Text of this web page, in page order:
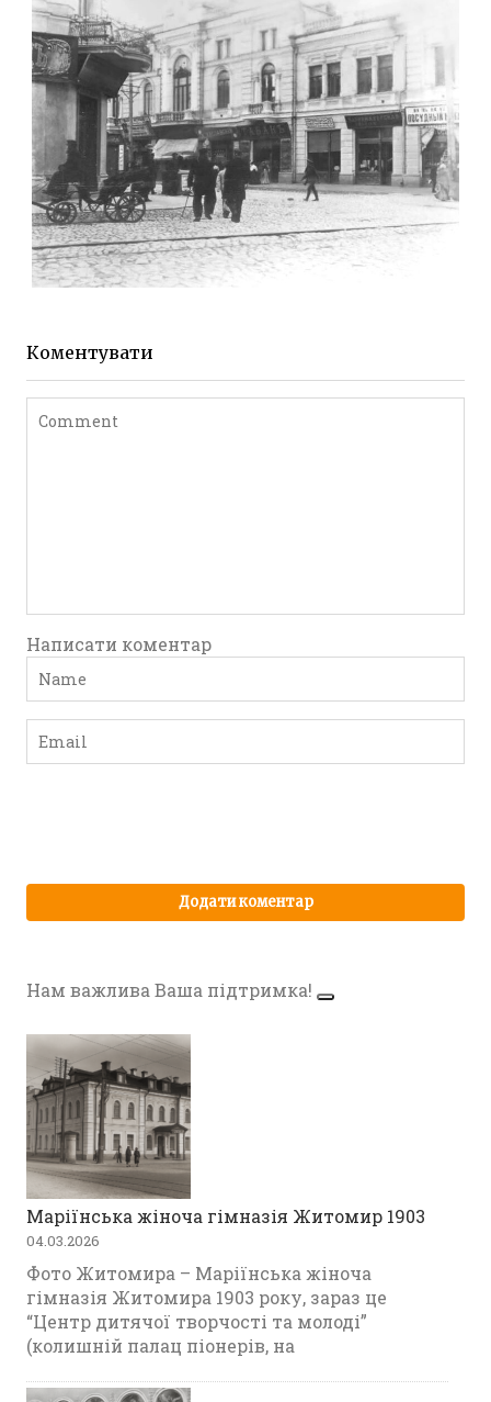
Фото Житомира період
до 1917 року
Leave a comment
ЖИТОМИР МИХАЙЛІВСЬКА 1903 РОКУ
Коментувати
Написати коментар
Нам важлива Ваша підтримка!
Маріїнська жіноча гімназія Житомир 1903
04.03.2026
Фото Житомира – Маріїнська жіноча
гімназія Житомира 1903 року, зараз це
“Центр дитячої творчості та молоді”
(колишній палац піонерів, на